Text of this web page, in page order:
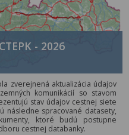
- 2026
zverejnená aktualizácia údajov
komunikácií so stavom
stav údajov cestnej siete
následne spracované datasety,
ktoré budú postupne
cestnej databanky.